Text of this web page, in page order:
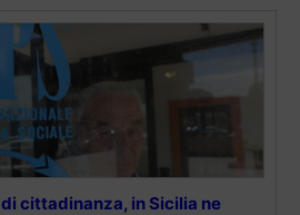
cittadinanza, in Sicilia ne